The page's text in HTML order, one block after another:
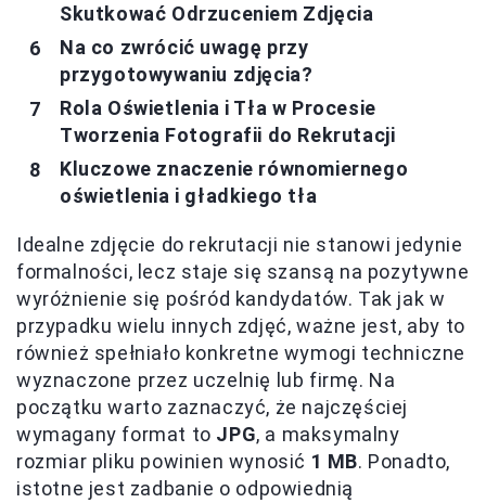
Skutkować Odrzuceniem Zdjęcia
Na co zwrócić uwagę przy
przygotowywaniu zdjęcia?
Rola Oświetlenia i Tła w Procesie
Tworzenia Fotografii do Rekrutacji
Kluczowe znaczenie równomiernego
oświetlenia i gładkiego tła
Idealne zdjęcie do rekrutacji nie stanowi jedynie
formalności, lecz staje się szansą na pozytywne
wyróżnienie się pośród kandydatów. Tak jak w
przypadku wielu innych zdjęć, ważne jest, aby to
również spełniało konkretne wymogi techniczne
wyznaczone przez uczelnię lub firmę. Na
początku warto zaznaczyć, że najczęściej
wymagany format to JPG, a maksymalny
rozmiar pliku powinien wynosić 1 MB. Ponadto,
istotne jest zadbanie o odpowiednią